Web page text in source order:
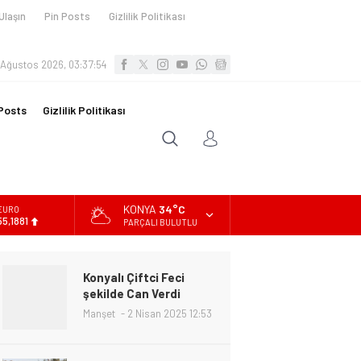
Pin Posts
Gizlilik Politikası
2026, 03:37:55
Gizlilik Politikası
KONYA 34°C
PARÇALI BULUTLU
Konyalı Çiftci Feci
şekilde Can Verdi
Manşet 2 Nisan 2025 12:53